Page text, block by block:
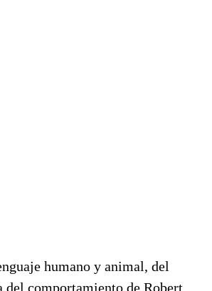
humano y animal, del
del comportamiento de Robert